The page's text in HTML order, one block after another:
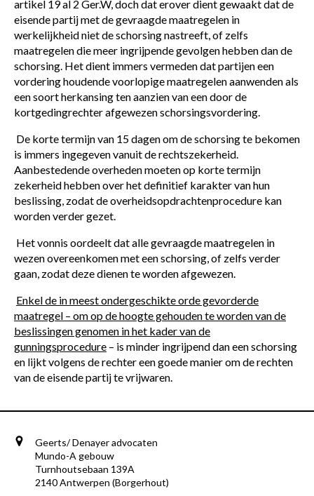
artikel 19 al 2 Ger.W, doch dat erover dient gewaakt dat de
eisende partij met de gevraagde maatregelen in
werkelijkheid niet de schorsing nastreeft, of zelfs
maatregelen die meer ingrijpende gevolgen hebben dan de
schorsing. Het dient immers vermeden dat partijen een
vordering houdende voorlopige maatregelen aanwenden als
een soort herkansing ten aanzien van een door de
kortgedingrechter afgewezen schorsingsvordering.
De korte termijn van 15 dagen om de schorsing te bekomen
is immers ingegeven vanuit de rechtszekerheid.
Aanbestedende overheden moeten op korte termijn
zekerheid hebben over het definitief karakter van hun
beslissing, zodat de overheidsopdrachtenprocedure kan
worden verder gezet.
Het vonnis oordeelt dat alle gevraagde maatregelen in
wezen overeenkomen met een schorsing, of zelfs verder
gaan, zodat deze dienen te worden afgewezen.
Enkel de in meest ondergeschikte orde gevorderde
maatregel – om op de hoogte gehouden te worden van de
beslissingen genomen in het kader van de
gunningsprocedure – is minder ingrijpend dan een schorsing
en lijkt volgens de rechter een goede manier om de rechten
van de eisende partij te vrijwaren.
Geerts/ Denayer advocaten
Mundo-A gebouw
Turnhoutsebaan 139A
2140 Antwerpen (Borgerhout)